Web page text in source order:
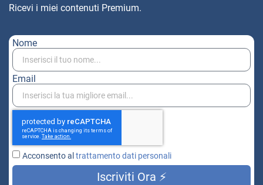
Ricevi i miei contenuti Premium.
Nome
Email
Acconsento al trattamento dati personali
Iscriviti Ora ⚡